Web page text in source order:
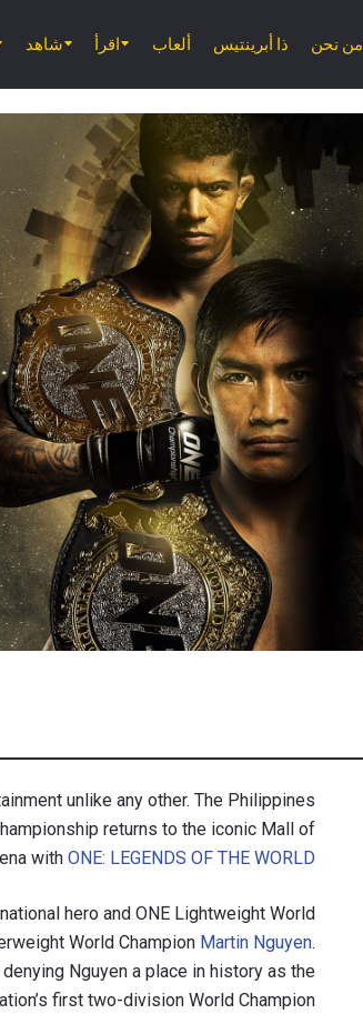
شاهد اقرأ ألعاب ذا أبرينتيس من نحن
unlike any other. The Philippines
returns to the iconic Mall of
with ONE: LEGENDS OF THE WORLD
hero and ONE Lightweight World
World Champion Martin Nguyen.
Nguyen a place in history as the
first two-division World Champion.